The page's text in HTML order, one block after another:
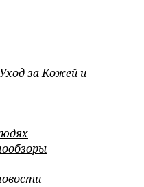
за Кожей и